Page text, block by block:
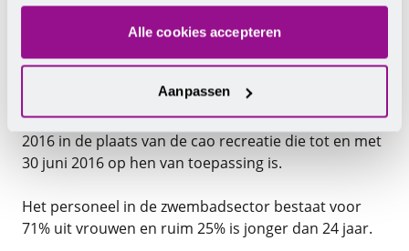
Alle cookies accepteren
Aanpassen
De bij de cao Zwembaden behorende Sociale Agenda
2016-2018 wordt in de komende jaren door cao-
de onder de werkingssfeer van deze cao vallende
werkgevers en werknemers, met ingang van 1 juli
2016 in de plaats van de cao recreatie die tot en met
30 juni 2016 op hen van toepassing is.
Het personeel in de zwembadsector bestaat voor
71% uit vrouwen en ruim 25% is jonger dan 24 jaar.